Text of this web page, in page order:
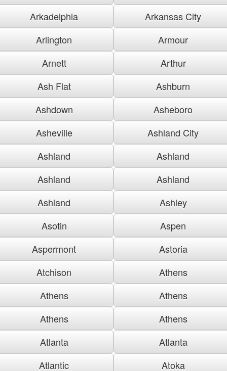
Arkadelphia
Arkansas City
Arlington
Armour
Arnett
Arthur
Ash Flat
Ashburn
Ashdown
Asheboro
Asheville
Ashland City
Ashland
Ashland
Ashland
Ashland
Ashland
Ashley
Asotin
Aspen
Aspermont
Astoria
Atchison
Athens
Athens
Athens
Athens
Athens
Atlanta
Atlanta
Atlantic
Atoka